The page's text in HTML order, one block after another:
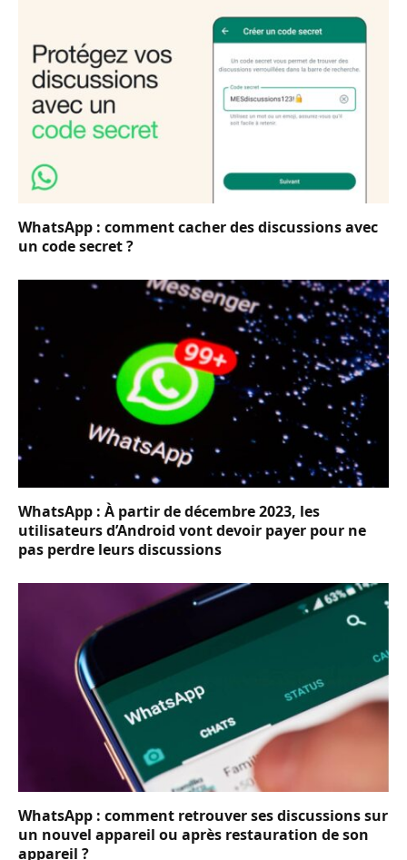
WhatsApp : comment cacher des discussions avec
un code secret ?
WhatsApp : À partir de décembre 2023, les
utilisateurs d’Android vont devoir payer pour ne
pas perdre leurs discussions
WhatsApp : comment retrouver ses discussions sur
un nouvel appareil ou après restauration de son
appareil ?